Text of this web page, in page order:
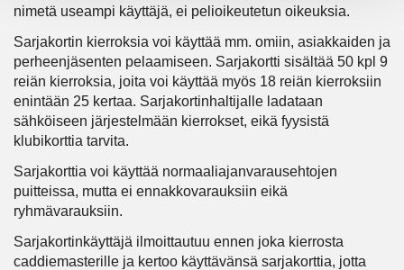
nimetä useampi käyttäjä, ei pelioikeutetun oikeuksia.
Sarjakortin kierroksia voi käyttää mm. omiin, asiakkaiden ja
perheenjäsenten pelaamiseen. Sarjakortti sisältää 50 kpl 9
reiän kierroksia, joita voi käyttää myös 18 reiän kierroksiin
enintään 25 kertaa. Sarjakortinhaltijalle ladataan
sähköiseen järjestelmään kierrokset, eikä fyysistä
klubikorttia tarvita.
Sarjakorttia voi käyttää normaaliajanvarausehtojen
puitteissa, mutta ei ennakkovarauksiin eikä
ryhmävarauksiin.
Sarjakortinkäyttäjä ilmoittautuu ennen joka kierrosta
caddiemasterille ja kertoo käyttävänsä sarjakorttia, jotta